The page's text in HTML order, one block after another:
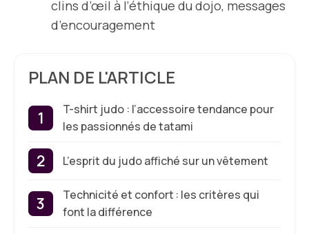
clins d’œil à l’éthique du dojo, messages
d’encouragement
PLAN DE L'ARTICLE
T-shirt judo : l’accessoire tendance pour
les passionnés de tatami
L’esprit du judo affiché sur un vêtement
Technicité et confort : les critères qui
font la différence